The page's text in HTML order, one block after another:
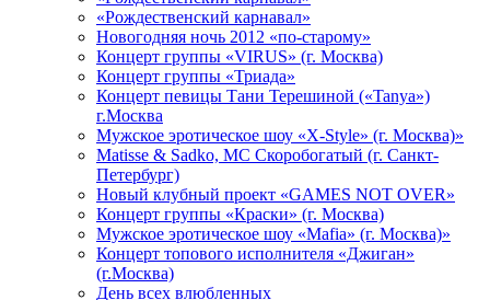
«Рождественский карнавал»
Новогодняя ночь 2012 «по-старому»
Концерт группы «VIRUS» (г. Москва)
Концерт группы «Триада»
Концерт певицы Тани Терешиной («Tanya»)
г.Москва
Мужское эротическое шоу «X-Style» (г. Москва)»
Matissе & Sadko, MC Скоробогатый (г. Санкт-
Петербург)
Новый клубный проект «GAMES NOT OVER»
Концерт группы «Краски» (г. Москва)
Мужское эротическое шоу «Mafia» (г. Москва)»
Концерт топового исполнителя «Джиган»
(г.Москва)
День всех влюбленных